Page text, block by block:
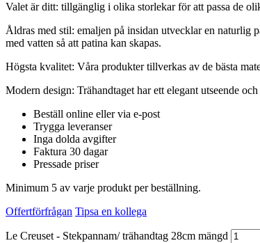
Valet är ditt: tillgänglig i olika storlekar för att passa de
Åldras med stil: emaljen på insidan utvecklar en naturlig
med vatten så att patina kan skapas.
Högsta kvalitet: Våra produkter tillverkas av de bästa
Modern design: Trähandtaget har ett elegant utseende
Beställ online eller via e-post
Trygga leveranser
Inga dolda avgifter
Faktura 30 dagar
Pressade priser
Minimum 5 av varje produkt per beställning.
Offertförfrågan Tipsa en kollega
Le Creuset - Stekpannam/ trähandtag 28cm mängd